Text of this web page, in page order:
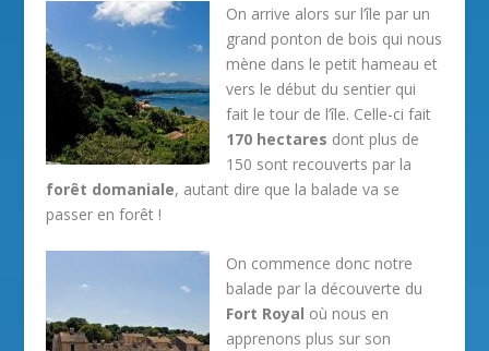
On arrive alors sur l’île par un
grand ponton de bois qui nous
mène dans le petit hameau et
vers le début du sentier qui
fait le tour de l’île. Celle-ci fait
170 hectares dont plus de
150 sont recouverts par la
forêt domaniale, autant dire que la balade va se
passer en forêt !
On commence donc notre
balade par la découverte du
Fort Royal où nous en
apprenons plus sur son